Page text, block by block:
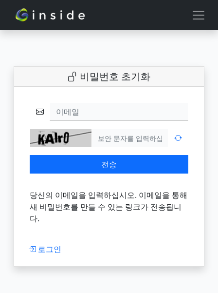
비밀번호 초기화
이메일
전송
당신의 이메일을 입력하십시오. 이메일을 통해
새 비밀번호를 만들 수 있는 링크가 전송됩니
다.
로그인